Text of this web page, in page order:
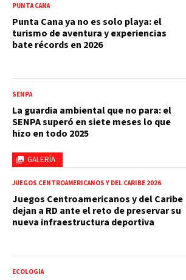
PUNTA CANA
Punta Cana ya no es solo playa: el
turismo de aventura y experiencias
bate récords en 2026
GALERÍA
SENPA
La guardia ambiental que no para: el
SENPA superó en siete meses lo que
hizo en todo 2025
JUEGOS CENTROAMERICANOS Y DEL CARIBE 2026
Juegos Centroamericanos y del Caribe
dejan a RD ante el reto de preservar su
nueva infraestructura deportiva
ECOLOGÍA